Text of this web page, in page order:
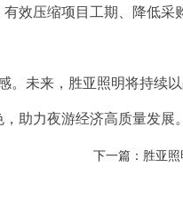
效压缩项目工期、降低采
未来，胜亚照明将持续
助力夜游经济高质量发展。
下一篇：胜亚